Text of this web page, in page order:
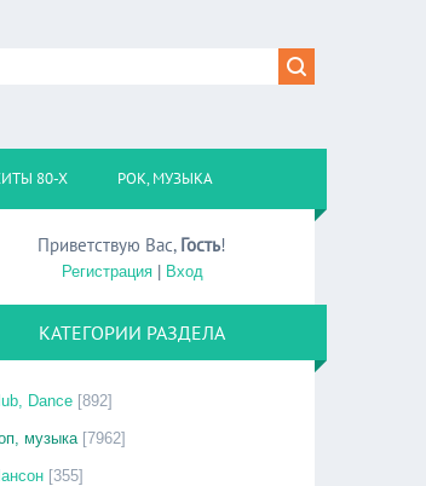
80-Х РОК, МУЗЫКА
Приветствую Вас, Гость!
Регистрация| Вход
КАТЕГОРИИ РАЗДЕЛА
Dance [892]
музыка [7962]
[355]